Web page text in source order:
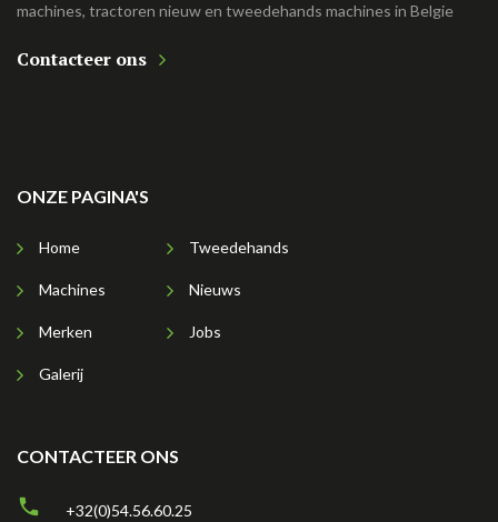
machines, tractoren nieuw en tweedehands machines in Belgie
Contacteer ons
ONZE PAGINA'S
Home
Machines
Merken
Galerij
Tweedehands
Nieuws
Jobs
CONTACTEER ONS
+32(0)54.56.60.25